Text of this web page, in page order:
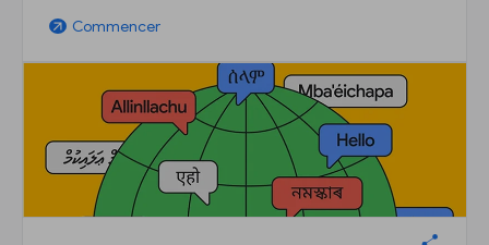
arrow_outward Commencer